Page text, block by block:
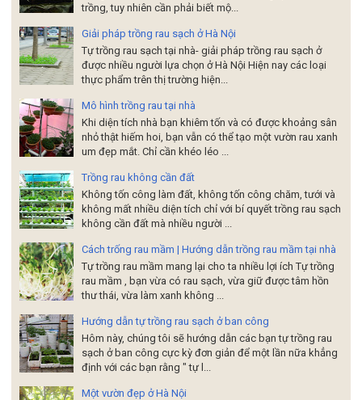
trồng, tuy nhiên cần phải biết mộ...
Giải pháp trồng rau sạch ở Hà Nội
Tự trồng rau sạch tại nhà- giải pháp trồng rau sạch ở
được nhiều người lựa chọn ở Hà Nội Hiện nay các loại
thực phẩm trên thị trường hiện...
Mô hình trồng rau tại nhà
Khi diện tích nhà bạn khiêm tốn và có được khoảng sân
nhỏ thật hiếm hoi, bạn vẫn có thể tạo một vườn rau xanh
um đẹp mắt. Chỉ cần khéo léo ...
Trồng rau không cần đất
Không tốn công làm đất, không tốn công chăm, tưới và
không mất nhiều diện tích chỉ với bí quyết trồng rau sạch
không cần đất mà nhiều người ...
Cách trống rau mầm | Hướng dẫn trồng rau mầm tại nhà
Tự trồng rau mầm mang lại cho ta nhiều lợi ích Tự trồng
rau mầm , bạn vừa có rau sạch, vừa giữ được tâm hồn
thư thái, vừa làm xanh không ...
Hướng dẫn tự trồng rau sạch ở ban công
Hôm này, chúng tôi sẽ hướng dẫn các bạn tự trồng rau
sạch ở ban công cực kỳ đơn giản để một lần nữa khẳng
định với các bạn rằng " tự l...
Một vườn đẹp ở Hà Nội